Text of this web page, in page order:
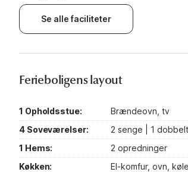
Se alle faciliteter
Ferieboligens layout
1 Opholdsstue:
Brændeovn, tv
4 Soveværelser:
2 senge | 1
1 Hems:
2 opredninger
Køkken:
El-komfur, ovn,